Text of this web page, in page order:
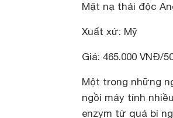
Mặt nạ thải độc
Xuất xứ: Mỹ
Giá: 465.000 VNĐ/
Một trong những
ngồi máy tính
enzym từ quả bí